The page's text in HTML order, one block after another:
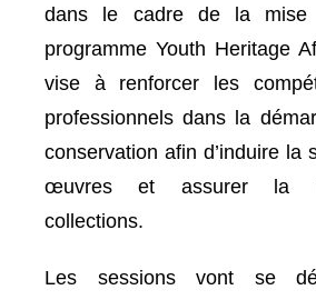
dans le cadre de la
programme Youth Heritage
vise à renforcer les
professionnels dans la
conservation afin d’induire la
œuvres et assurer la
collections.
Les sessions vont se